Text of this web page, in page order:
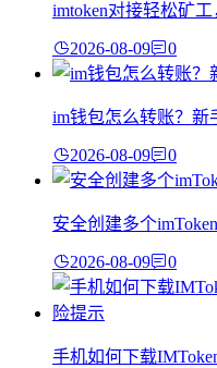
imtoken对接轻松矿
2026-08-09 0
im钱包怎么转账？新
2026-08-09 0
安全创建多个
2026-08-09 0
手机如何下载